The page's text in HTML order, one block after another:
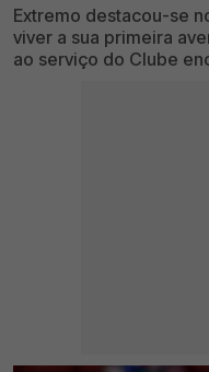
Extremo destacou-se
viver a sua primeira
ao serviço do Clube